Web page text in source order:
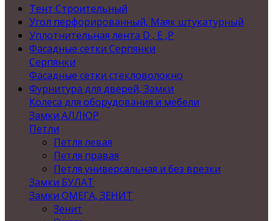
Тент Строительный
Угол перфорированный, Маяк штукатурный
Уплотнительная лента D , Е ,P
Фасадные сетки Серпянки
Серпянки
Фасадные сетки стекловолокно
Фурнитура для дверей, Замки
Колеса для оборудования и мебели
Замки АЛЛЮР
Петли
Петля левая
Петля правая
Петля универсальная и без врезки
Замки БУЛАТ
Замки ОМЕГА, ЗЕНИТ
Зенит